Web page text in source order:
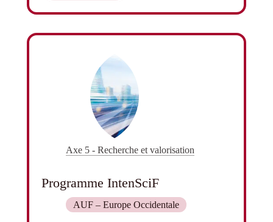
Axe 5 - Recherche et valorisation
Programme IntenSciF
AUF – Europe Occidentale